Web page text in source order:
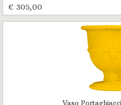
€ 305,00
Vaso